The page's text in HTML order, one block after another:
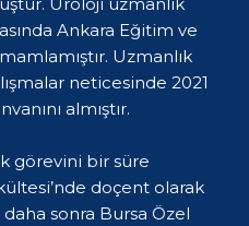
Ankara Eğitim ve
Uzmanlık
neticesinde 2021
almıştır.
görevini bir süre
doçent olarak
sonra Bursa Özel